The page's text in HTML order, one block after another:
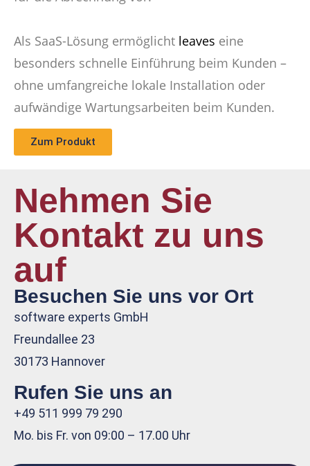
Als SaaS-Lösung ermöglicht leaves eine
besonders schnelle Einführung beim Kunden –
ohne umfangreiche lokale Installation oder
aufwändige Wartungsarbeiten beim Kunden.
Zum Produkt
Nehmen Sie
Kontakt zu uns
auf
Besuchen Sie uns vor Ort
software experts GmbH
Freundallee 23
30173 Hannover
Rufen Sie uns an
+49 511 999 79 290
Mo. bis Fr. von 09:00 – 17.00 Uhr